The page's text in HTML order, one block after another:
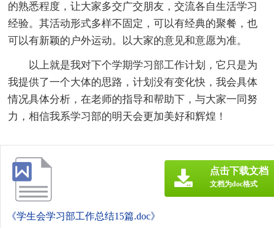
的熟悉程度，让大家多交广交朋友，交流各自生活学习
经验。其活动形式多样不固定，可以有经典的聚餐，也
可以有新颖的户外运动。以大家的意见和意愿为准。
以上就是我对下个学期学习部工作计划，它只是为
我提供了一个大体的思路，计划没有变化快，我会具体
情况具体分析，在老师的指导和帮助下，与大家一同努
力，相信我系学习部的明天会更加美好和辉煌！
《学生会学习部工作总结15篇.doc》
点击下载文档
文档为doc格式